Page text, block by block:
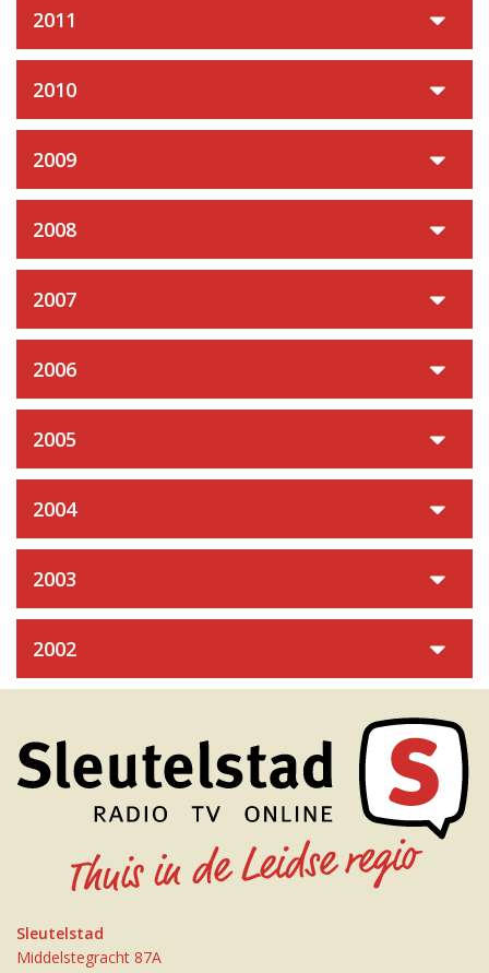
2011
2010
2009
2008
2007
2006
2005
2004
2003
2002
Sleutelstad
Middelstegracht 87A